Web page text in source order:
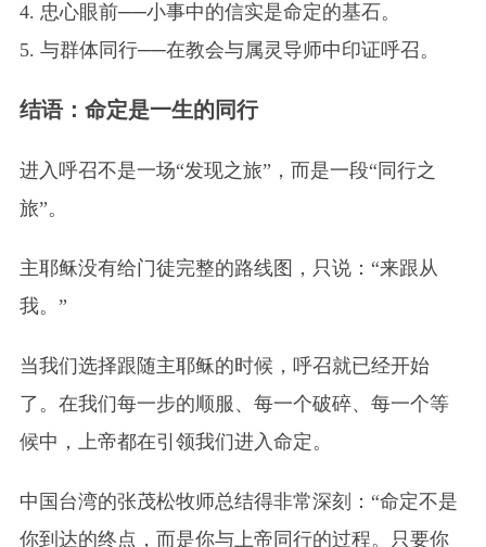
4. 忠心眼前──小事中的信实是命定的基石。
5. 与群体同行──在教会与属灵导师中印证呼召。
结语：命定是一生的同行
进入呼召不是一场“发现之旅”，而是一段“同行之
旅”。
主耶稣没有给门徒完整的路线图，只说：“来跟从
我。”
当我们选择跟随主耶稣的时候，呼召就已经开始
了。在我们每一步的顺服、每一个破碎、每一个等
候中，上帝都在引领我们进入命定。
中国台湾的张茂松牧师总结得非常深刻：“命定不是
你到达的终点，而是你与上帝同行的过程。只要你